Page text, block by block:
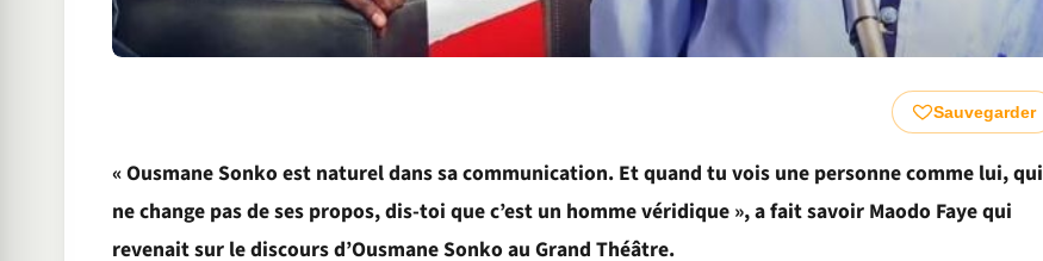
Sauvegarder
« Ousmane Sonko est naturel dans sa communication. Et quand tu vois une personne comme lui, qui
ne change pas de ses propos, dis-toi que c’est un homme véridique », a fait savoir Maodo Faye qui
revenait sur le discours d’Ousmane Sonko au Grand Théâtre.